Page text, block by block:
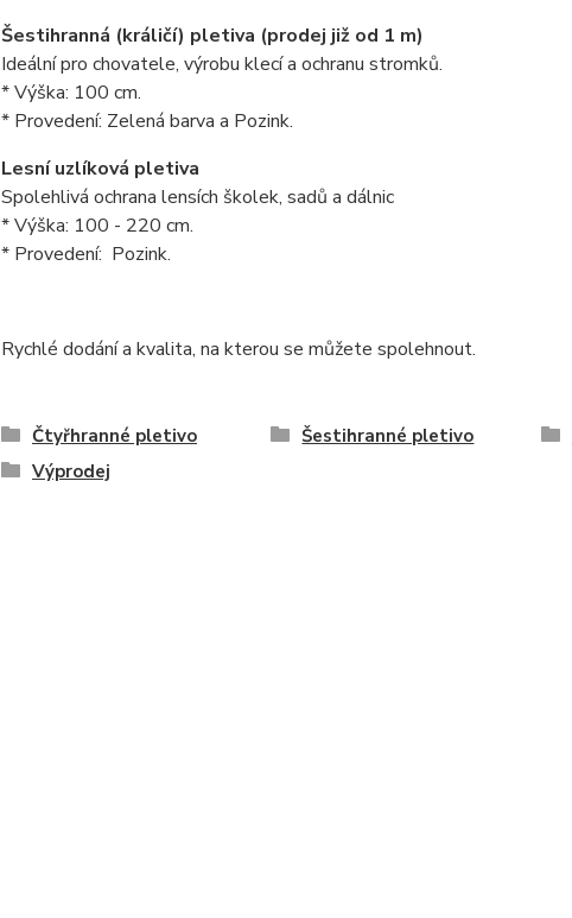
Šestihranná (králičí) pletiva (prodej již od 1 m)
Ideální pro chovatele, výrobu klecí a ochranu stromků.
* Výška: 100 cm.
* Provedení: Zelená barva a Pozink.
Lesní uzlíková pletiva
Spolehlivá ochrana lensích školek, sadů a dálnic
* Výška: 100 - 220 cm.
* Provedení: Pozink.
Rychlé dodání a kvalita, na kterou se můžete spolehnout.
Čtyřhranné pletivo Šestihranné pletivo
Výprodej